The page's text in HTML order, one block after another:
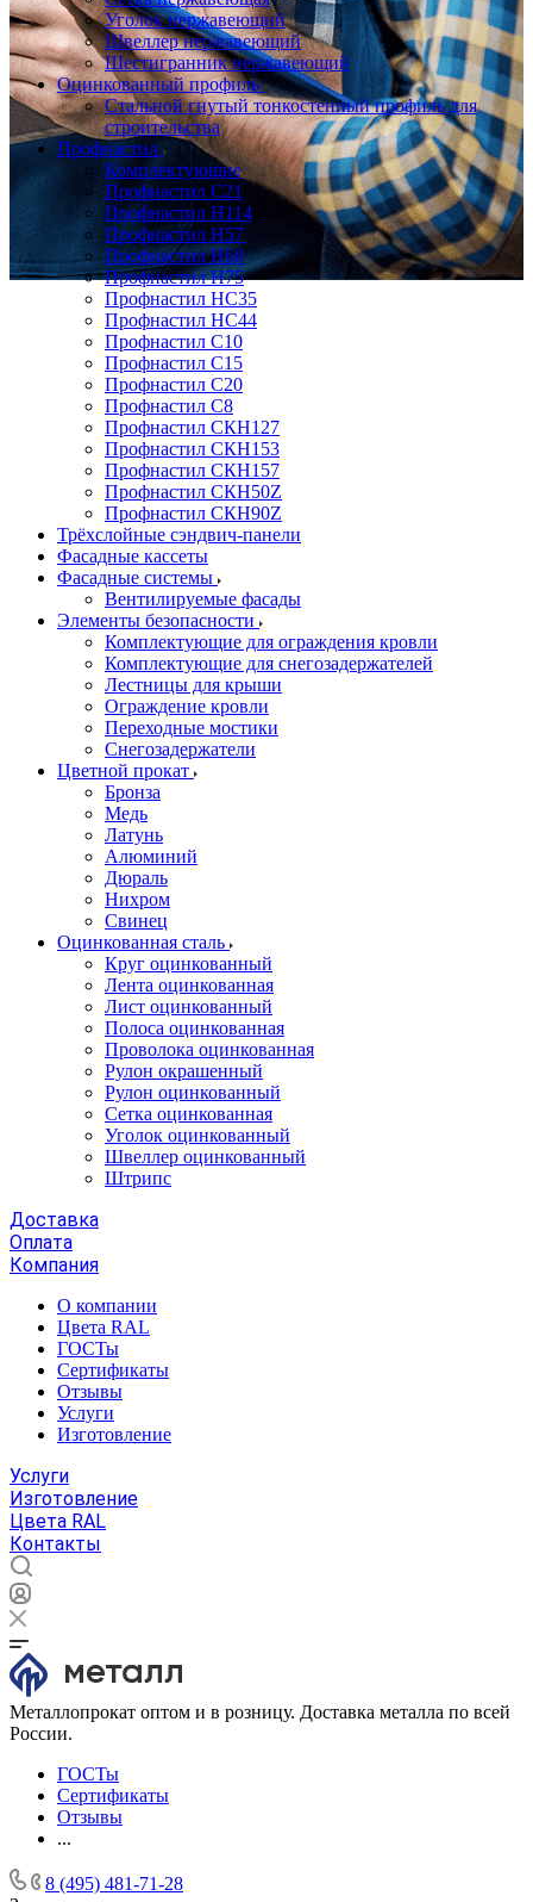
Уголок нержавеющий
Швеллер нержавеющий
Шестигранник нержавеющий
Оцинкованный профиль
Стальной гнутый тонкостенный профиль для
строительства
Профнастил
Комплектующие
Профнастил C21
Профнастил Н114
Профнастил Н57
Профнастил Н60
Профнастил Н75
Профнастил НС35
Профнастил НС44
Профнастил С10
Профнастил С15
Профнастил С20
Профнастил С8
Профнастил СКН127
Профнастил СКН153
Профнастил СКН157
Профнастил СКН50Z
Профнастил СКН90Z
Трёхслойные сэндвич-панели
Фасадные кассеты
Фасадные системы
Вентилируемые фасады
Элементы безопасности
Комплектующие для ограждения кровли
Комплектующие для снегозадержателей
Лестницы для крыши
Ограждение кровли
Переходные мостики
Снегозадержатели
Цветной прокат
Бронза
Медь
Латунь
Алюминий
Дюраль
Нихром
Свинец
Оцинкованная сталь
Круг оцинкованный
Лента оцинкованная
Лист оцинкованный
Полоса оцинкованная
Проволока оцинкованная
Рулон окрашенный
Рулон оцинкованный
Сетка оцинкованная
Уголок оцинкованный
Швеллер оцинкованный
Штрипс
Доставка
Оплата
Компания
О компании
Цвета RAL
ГОСТы
Сертификаты
Отзывы
Услуги
Изготовление
Услуги
Изготовление
Цвета RAL
Контакты
Металлопрокат оптом и в розницу. Доставка металла по всей
России.
ГОСТы
Сертификаты
Отзывы
...
8 (495) 481-71-28